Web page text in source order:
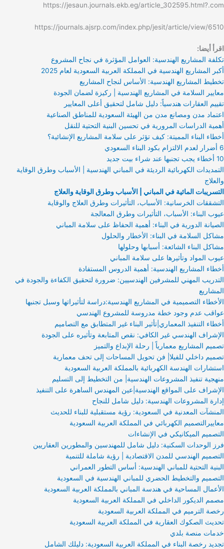
https://jesaun.journals.ekb.eg/article_302595.html?.com
https://journals.ajsrp.com/index.php/jesit/article/view/6510
اقرأ أيضا:
تكلفة المشاريع الهندسية: العوامل المؤثرة في نجاح المشروع
أكبر المشاريع الهندسية في المملكة العربية السعودية لعام 2025
تخطيط المشاريع الهندسية: الأساس لنجاح المشاريع
معايير السلامة في المشاريع الهندسية | ركيزة لضمان الجودة
تقييم العقارات هندسياً: دليل شامل لتحقيق أعلى المعايير
اعتماد مدن ومصانع مدن من الهيئة السعودية للمناطق الصناعية
أهمية الدراسات المرورية في تحسين البنية التحتية للنقل
أخطاء البناء المميتة: كيف تؤثر على سلامة المشاريع الإنشائية؟
6 أضرار لعدم الالتزام بكود البناء السعودي
10 أخطاء يجب تجنبها عند شراء بيت جديد
التمديدات الكهربائية الرديئة في المباني الهندسية | الأسباب وطرق الوقاية
والعلاج
التسريبات المائية في المباني | الأسباب وطرق الوقاية والعلاج
التشققات الخرسانية: الأسباب، التأثيرات وطرق العلاج والوقاية
عيوب البناء: الأسباب، التأثيرات وطرق المعالجة
الصيانة الدورية في البناء: أهمية الحفاظ على سلامة المباني
مشاكل السلامة في البناء: الأخطار والحلول
مشاكل البناء الشائعة: أسبابها وحلولها
عيوب المواد وتأثيرها على سلامة المباني
أخطاء المشاريع الهندسية: أهمية الدروس المستفادة
التدريب المهني للمشرفين الهندسيين: ضرورة لتحقيق الكفاءة والجودة في
المشاريع
الأخطاء التصميمية في المشاريع الهندسية:دراسة لتأثيراتها وسبل تجنبها
عواقب عدم وجود خطة مدروسة للمشروع الهندسي
أخطاء التنفيذ المعماري|تأثير البناء غير المتطابق مع التصاميم
الإشراف الهندسي غير الكافي: نقص المتابعة وتأثيره على الجودة
تصميم المشاريع معمارياً | رحلة الإبداع والتميز
تصميم داخلي للفيلا| فن تحويل المساحات إلى تحف معمارية
استشارات الهندسة الكهربائية بالمملكة العربية السعودية
منهجية تنفيذ المشروعات الهندسية| من التخطيط إلى التسليم
الإشراف على المواقع الهندسية|عين المهندس الساهرة على التنفيذ
إدارة المشروعات الهندسية: دليل شامل للنجاح
المنشآت المعدنية في السعودية: رؤية مستقبلية للبناء للحديث
معاييرالتصميم الكهربائي في المملكة العربية السعودية
التصميم الميكانيكي في الإنشاءات
فرز الوحدات السكنية: دليل شامل للمهندسين والمطورين العقاريين
التصميم الهندسي للمدن الاقتصادية | رؤية شاملة للتنمية
البنية التحتية للمباني الهندسية: أساس التطور العمراني
التصميم والتخطيط الحضري للمباني الهندسية في السعودية
الأعمال المساحية في هندسة المباني بالمملكة العربية السعودية
مصمم الديكور الداخلي في المملكة العربية السعودية
رخصة الترميم في المملكة العربية السعودية
تحديث الصكوك العقارية في المملكة العربية السعودية
خدمات منصة بلدي
تجديد رخصة البناء في المملكة العربية السعودية: دليلك الشامل